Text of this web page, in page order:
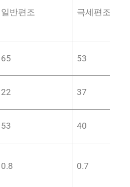
일반편조 극세편조
65 53
22 37
53 40
0.8 0.7